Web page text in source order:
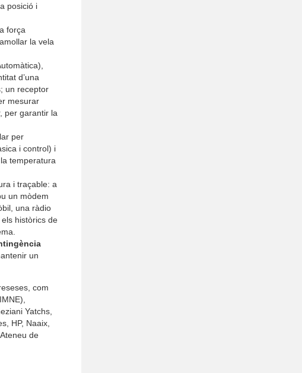
posició i
força
la vela
d’una
un receptor
mesurar
per garantir la
per
i control) i
temperatura
i traçable: a
un mòdem
una ràdio
històrics de
un
com
Yatchs,
HP, Naaix,
de